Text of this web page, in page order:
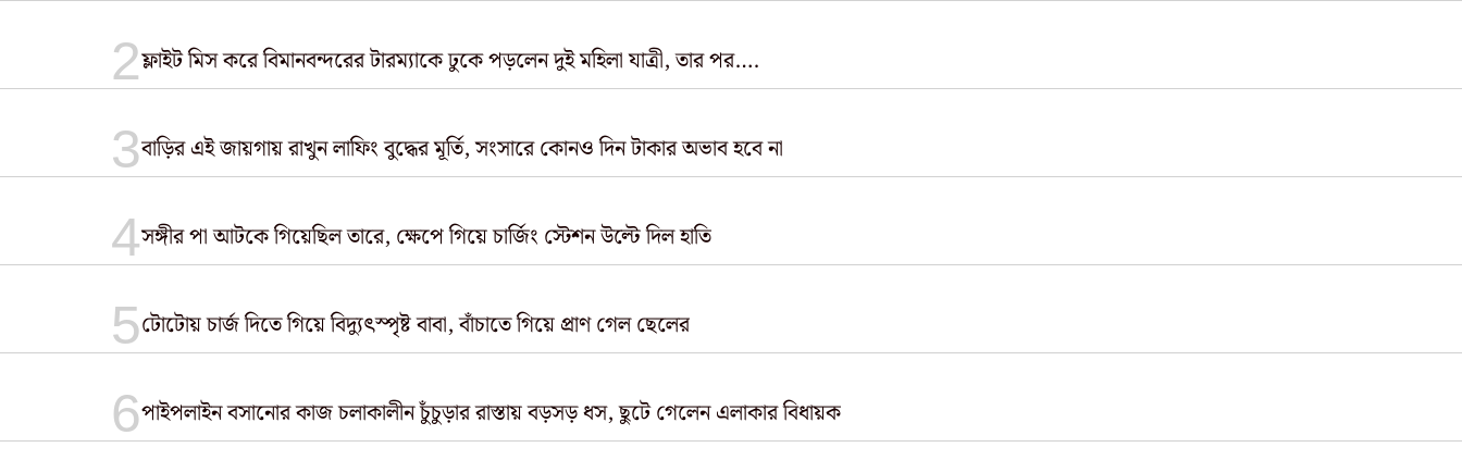
ফ্লাইট মিস করে বিমানবন্দরের টারম্যাকে ঢুকে পড়লেন দুই মহিলা যাত্রী, তার পর….
বাড়ির এই জায়গায় রাখুন লাফিং বুদ্ধের মূর্তি, সংসারে কোনও দিন টাকার অভাব হবে না
সঙ্গীর পা আটকে গিয়েছিল তারে, ক্ষেপে গিয়ে চার্জিং স্টেশন উল্টে দিল হাতি
টোটোয় চার্জ দিতে গিয়ে বিদ্যুৎস্পৃষ্ট বাবা, বাঁচাতে গিয়ে প্রাণ গেল ছেলের
পাইপলাইন বসানোর কাজ চলাকালীন চুঁচুড়ার রাস্তায় বড়সড় ধস, ছুটে গেলেন এলাকার বিধায়ক